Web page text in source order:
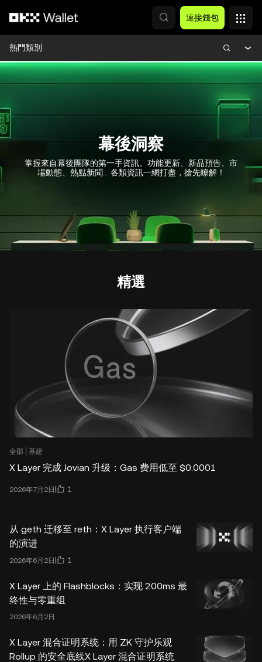
連接錢包
熱門類別
幕後洞察
掌握來自幕後團隊的第一手資訊。功能更新、新品預告、市
場動態、熱點新聞… 各類資訊一網打盡，搶先瞭解！
精選
全部 基建
X Layer 完成 Jovian 升级：Gas 费用低至 $0.0001
2026年7月2日 1
从 geth 迁移至 reth：X Layer 执行客户端
的演进
2026年6月2日 1
X Layer 上的 Flashblocks：实现 200ms 最
终性与零重组
2026年6月2日
X Layer 混合证明系统：用 ZK 守护乐观
Rollup 的安全底线X Layer 混合证明系统